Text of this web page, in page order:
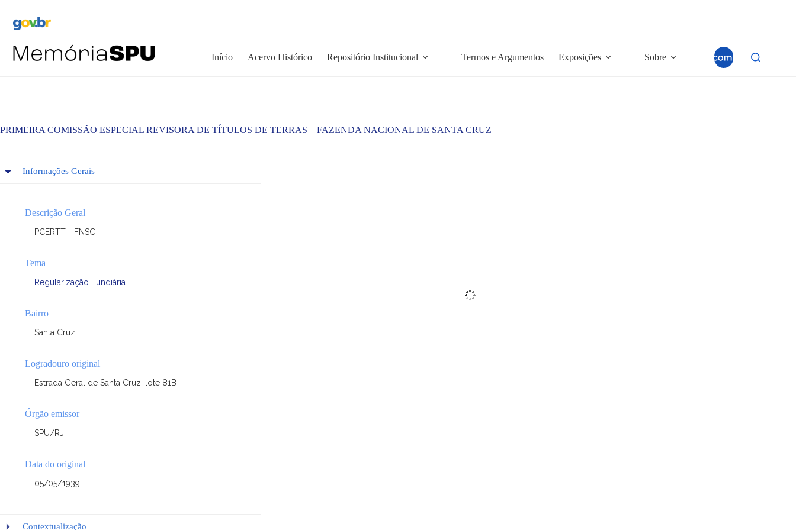
Início Acervo Histórico Repositório Institucional Termos e Argumentos Exposições Sobre
PRIMEIRA COMISSÃO ESPECIAL REVISORA DE TÍTULOS DE TERRAS – FAZENDA NACIONAL DE SANTA CRUZ
Informações Gerais
Descrição Geral
PCERTT - FNSC
Tema
Regularização Fundiária
Bairro
Santa Cruz
Logradouro original
Estrada Geral de Santa Cruz, lote 81B
Órgão emissor
SPU/RJ
Data do original
05/05/1939
Contextualização